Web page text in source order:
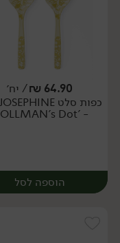
יח׳
64.90
₪/ יח׳
- 'TOLLMAN's Dot'
הוספה לסל